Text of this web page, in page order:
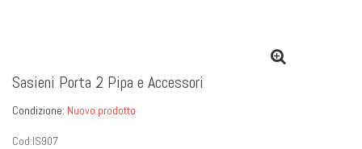
Sasieni Porta 2 Pipa e Accessori
Condizione: Nuovo prodotto
Cod:IS907